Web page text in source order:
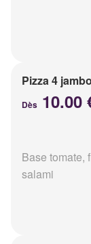
Pizza 4
Dès 10.00
Base tomate,
salami